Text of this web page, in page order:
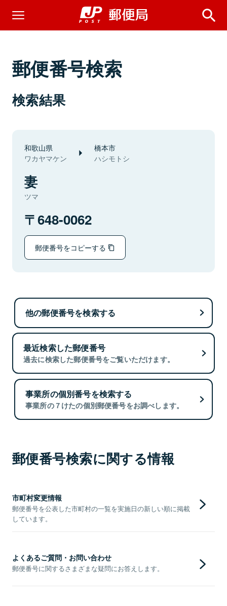
郵便番号検索
検索結果
和歌山県
ワカヤマケン
橋本市
ハシモトシ
妻
ツマ
648-0062
郵便番号をコピーする
他の郵便番号を検索する
最近検索した郵便番号
過去に検索した郵便番号をご覧いただけます。
事業所の個別番号を検索する
事業所の７けたの個別郵便番号をお調べします。
郵便番号検索に関する情報
市町村変更情報
郵便番号を公表した市町村の一覧を実施日の新しい順に掲載
しています。
よくあるご質問・お問い合わせ
郵便番号に関するさまざまな疑問にお答えします。